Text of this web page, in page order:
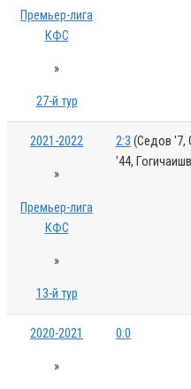
Премьер-лига
КФС
»
27-й тур
2021-2022
»
Премьер-лига
КФС
»
13-й тур
2:3 (Седов '7,
'44,
2020-2021
»
0:0